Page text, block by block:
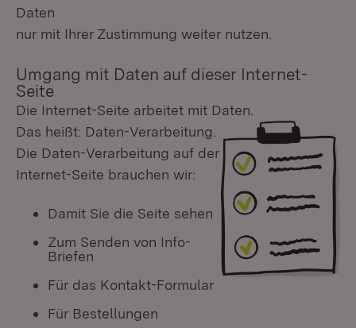
Daten
nur mit Ihrer Zustimmung weiter nutzen.
Umgang mit Daten auf dieser Internet-
Seite
Die Internet-Seite arbeitet mit Daten.
Das heißt: Daten-Verarbeitung.
Die Daten-Verarbeitung auf der
Internet-Seite brauchen wir:
Damit Sie die Seite sehen
Zum Senden von Info-
Briefen
Für das Kontakt-Formular
Für Bestellungen